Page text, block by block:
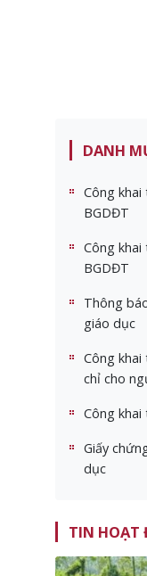
DANH
Công
BGDĐT
Công
BGDĐT
Thông
giáo dục
Công
chỉ cho
Công
Giấy
dục
TIN HOẠT